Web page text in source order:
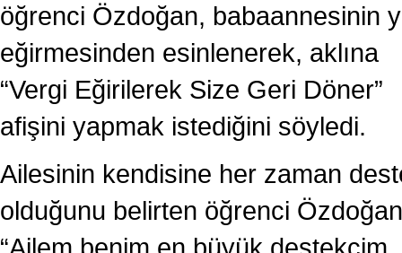
öğrenci Özdoğan, babaannesinin
eğirmesinden esinlenerek, aklına
“Vergi Eğirilerek Size Geri Döner”
afişini yapmak istediğini söyledi.
Ailesinin kendisine her zaman
olduğunu belirten öğrenci